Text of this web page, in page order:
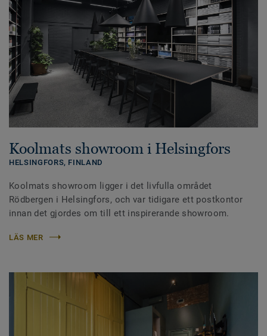
Koolmats showroom i Helsingfors
HELSINGFORS, FINLAND
Koolmats showroom ligger i det livfulla området
Rödbergen i Helsingfors, och var tidigare ett postkontor
innan det gjordes om till ett inspirerande showroom.
LÄS MER